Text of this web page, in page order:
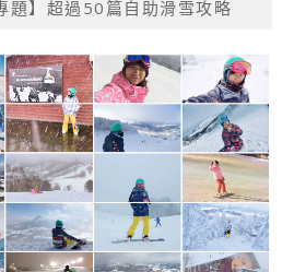
題】超過50篇自助滑雪攻略